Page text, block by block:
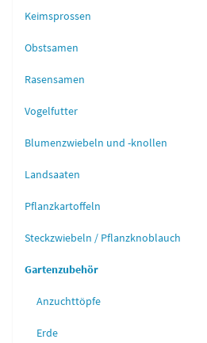
Keimsprossen
Obstsamen
Rasensamen
Vogelfutter
Blumenzwiebeln und -knollen
Landsaaten
Pflanzkartoffeln
Steckzwiebeln / Pflanzknoblauch
Gartenzubehör
Anzuchttöpfe
Erde